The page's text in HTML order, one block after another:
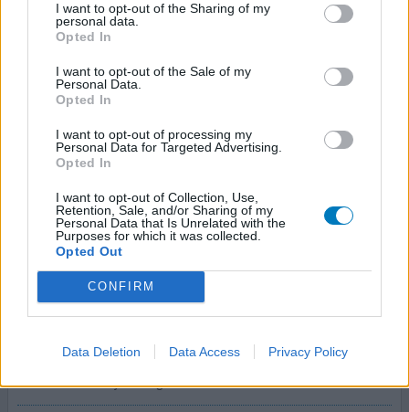
I want to opt-out of the Sharing of my
personal data.
Opted In
I want to opt-out of the Sale of my
Personal Data.
Opted In
I want to opt-out of processing my
Personal Data for Targeted Advertising.
Opted In
I want to opt-out of Collection, Use,
Retention, Sale, and/or Sharing of my
Personal Data that Is Unrelated with the
Purposes for which it was collected.
Opted Out
CONFIRM
Data Deletion Data Access Privacy Policy
Briljant medicijn, zelfde werkzame stof als champix maar
dan kuur van 28 dagen ipv 3 maanden en geen
bijwerkingen en heel goedkoop (champix is duur en
klagen mensen over bijwerkingen hoorde ik). Vind het
schandalig dat dit niet verkrijgbaar is in NL en dat ik het
uit Roemenie via Internet moest bestellen. Het kost
niets, supergoedkoop wil men soms niet dat je stopt met
[lees meer...]
geef mening
Tabex
28-07-2019 | Vrouw | 51
Cytisine (25)
Stoppen met roken
Effectiviteit
Hoeveelheid bijwerkingen